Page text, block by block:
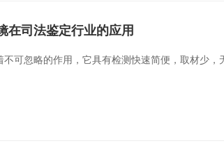
在司法鉴定行业的应用
可忽略的作用，它具有检测快速简便，取材少